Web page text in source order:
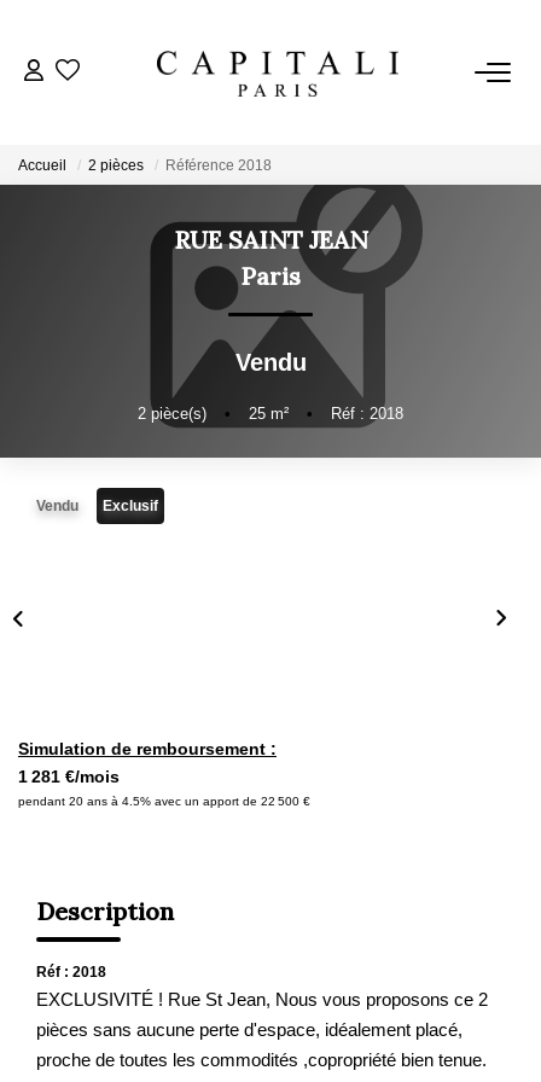
LOUER
ESTIMER
FAIRE GÉRER
NOTRE AGENCE
CONTACT
Accueil 2 pièces Référence 2018
RUE SAINT JEAN
Paris
Vendu
2 pièce(s) • 25 m² • Réf : 2018
Vendu Exclusif
Simulation de remboursement :
1 281 €/mois
pendant 20 ans à 4.5% avec un apport de 22 500 €
Description
Réf : 2018
EXCLUSIVITÉ ! Rue St Jean, Nous vous proposons ce 2
pièces sans aucune perte d'espace, idéalement placé,
proche de toutes les commodités ,copropriété bien tenue.